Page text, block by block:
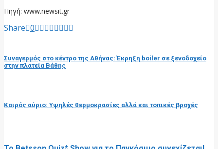
Πηγή: www.newsit.gr
Share 0
Συναγερμός στο κέντρο της Αθήνας: Έκρηξη boiler σε ξενοδοχείο
στην πλατεία Βάθης
Καιρός αύριο: Υψηλές θερμοκρασίες αλλά και τοπικές βροχές